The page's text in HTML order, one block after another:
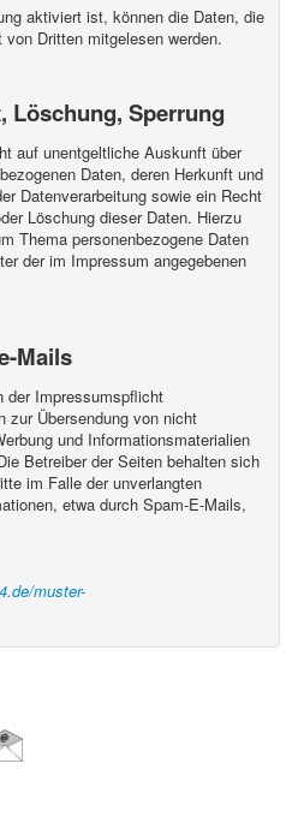
aktiviert ist, können die Daten, die
Dritten mitgelesen werden.
Löschung, Sperrung
auf unentgeltliche Auskunft über
Daten, deren Herkunft und
Datenverarbeitung sowie ein Recht
Löschung dieser Daten. Hierzu
Thema personenbezogene Daten
der im Impressum angegebenen
Mails
der Impressumspflicht
zur Übersendung von nicht
und Informationsmaterialien
Betreiber der Seiten behalten sich
im Falle der unverlangten
etwa durch Spam-E-Mails,
muster-